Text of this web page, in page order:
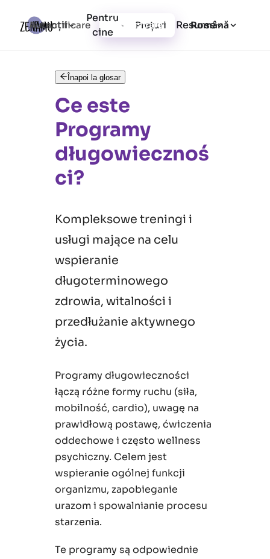
Funcții
Pentru
cine
Prețuri Resurse
Autentificare Înregistrare Română
Înapoi la glosar
Ce este
Programy
długowiecznoś
ci?
Kompleksowe treningi i
usługi mające na celu
wspieranie
długoterminowego
zdrowia, witalności i
przedłużanie aktywnego
życia.
Programy długowieczności
łączą różne formy ruchu (siła,
mobilność, cardio), uwagę na
prawidłową postawę, ćwiczenia
oddechowe i często wellness
psychiczny. Celem jest
wspieranie ogólnej funkcji
organizmu, zapobieganie
urazom i spowalnianie procesu
starzenia.
Te programy są odpowiednie